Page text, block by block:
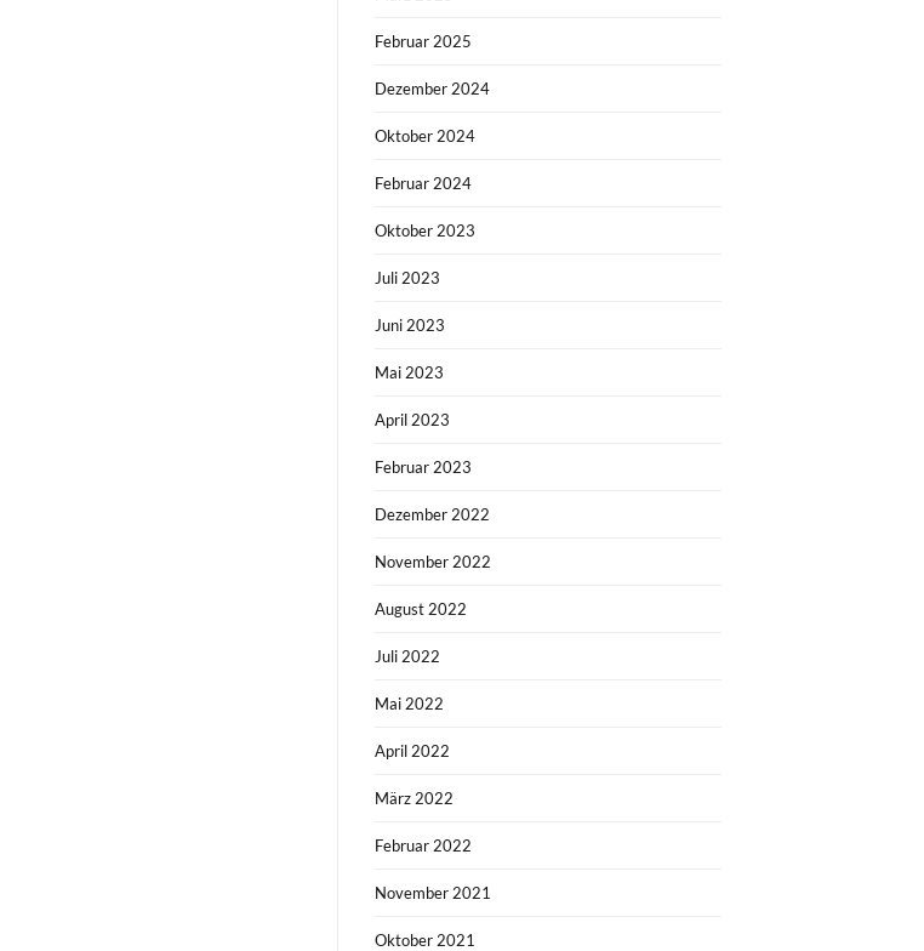
Februar 2025
Dezember 2024
Oktober 2024
Februar 2024
Oktober 2023
Juli 2023
Juni 2023
Mai 2023
April 2023
Februar 2023
Dezember 2022
November 2022
August 2022
Juli 2022
Mai 2022
April 2022
März 2022
Februar 2022
November 2021
Oktober 2021